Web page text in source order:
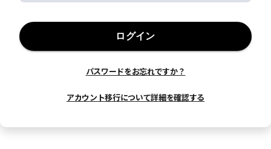
ログイン
パスワードをお忘れですか？
アカウント移行について詳細を確認する